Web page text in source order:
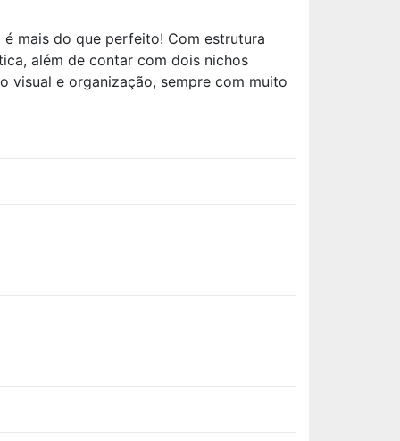
mais do que perfeito! Com estrutura
além de contar com dois nichos
visual e organização, sempre com muito